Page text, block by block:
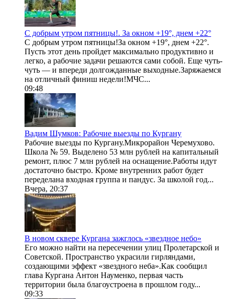
С добрым утром пятницы!. За окном +19°, днем +22°
С добрым утром пятницы!За окном +19°, днем +22°.
Пусть этот день пройдет максимально продуктивно и
легко, а рабочие задачи решаются сами собой. Еще чуть-
чуть — и впереди долгожданные выходные.Заряжаемся
на отличный финиш недели!МЧС...
09:48
Вадим Шумков: Рабочие выезды по Кургану
Рабочие выезды по Кургану.Микрорайон Черемухово.
Школа № 59. Выделено 53 млн рублей на капитальный
ремонт, плюс 7 млн рублей на оснащение.Работы идут
достаточно быстро. Кроме внутренних работ будет
переделана входная группа и пандус. За школой год...
Вчера, 20:37
В новом сквере Кургана зажглось «звездное небо»
Его можно найти на пересечении улиц Пролетарской и
Советской. Пространство украсили гирляндами,
создающими эффект «звездного неба».Как сообщил
глава Кургана Антон Науменко, первая часть
территории была благоустроена в прошлом году...
09:33